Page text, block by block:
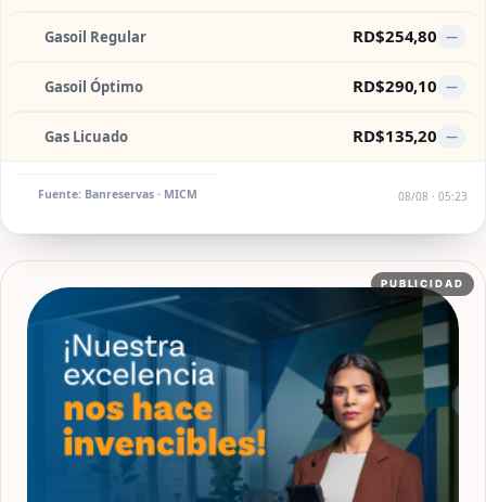
Gasoil Regular RD$254,80 —
Gasoil Óptimo RD$290,10 —
Gas Licuado RD$135,20 —
Fuente: Banreservas · MICM 08/08 · 05:23
PUBLICIDAD